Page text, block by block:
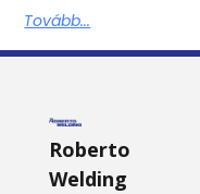
Tovább...
Roberto
Welding